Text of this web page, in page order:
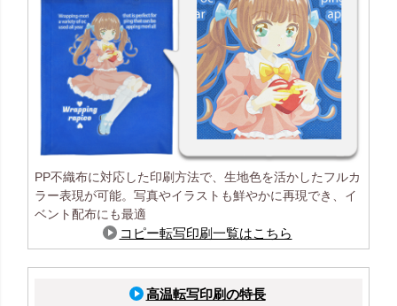
PP不織布に対応した印刷方法で、生地色を活かしたフルカ
ラー表現が可能。写真やイラストも鮮やかに再現でき、イ
ベント配布にも最適
コピー転写印刷一覧はこちら
高温転写印刷の特長